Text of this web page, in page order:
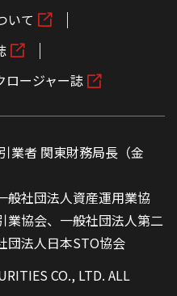
いて
ロージャー誌
業者 関東財務局長（金
般社団法人資産運用業協
業協会、一般社団法人第二
団法人日本STO協会
CO., LTD. ALL